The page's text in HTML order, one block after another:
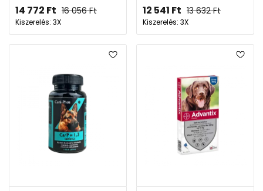
14 772 Ft 16 056Ft
Kiszerelés: 3X
12 541 Ft 13 632Ft
Kiszerelés: 3X